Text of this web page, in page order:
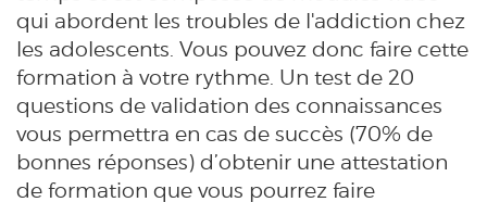
qui abordent les troubles de l'addiction chez
les adolescents. Vous pouvez donc faire cette
formation à votre rythme. Un test de 20
questions de validation des connaissances
vous permettra en cas de succès (70% de
bonnes réponses) d’obtenir une attestation
de formation que vous pourrez faire